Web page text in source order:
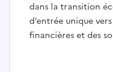
dans la transition
d’entrée unique
financières et des